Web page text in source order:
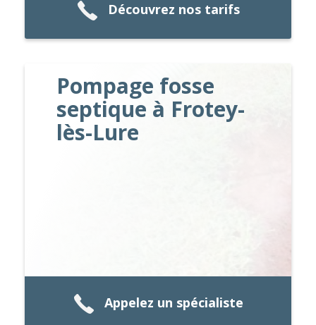
Découvrez nos tarifs
Pompage fosse
septique à Frotey-
lès-Lure
Appelez un spécialiste